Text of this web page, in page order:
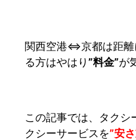
関西空港⇔京都は距離
る方はやはり”料金”が
この記事では、タクシ
クシーサービスを”安